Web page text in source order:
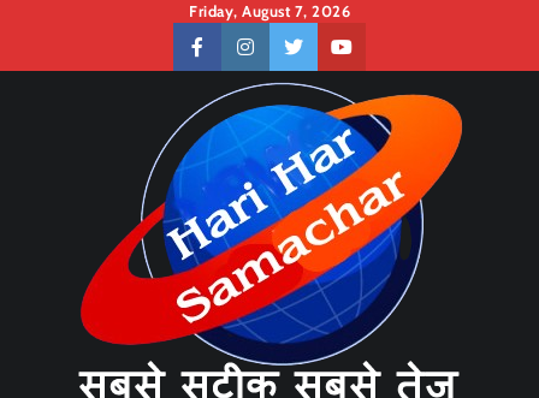
content
Friday, August 7, 2026
facebookinstagramtwitteryoutube